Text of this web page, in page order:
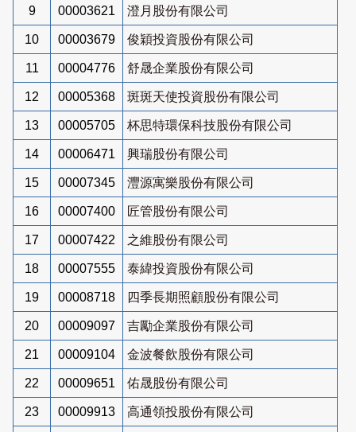
9 00003621 澄月股份有限公司
10 00003679 俊穎投資股份有限公司
11 00004776 舒晟企業股份有限公司
12 00005368 斑斑天使投資股份有限公司
13 00005705 杯思特環保科技股份有限公司
14 00006471 興瑞股份有限公司
15 00007345 灃源寓樂股份有限公司
16 00007400 匠管股份有限公司
17 00007422 之維股份有限公司
18 00007555 泰緯投資股份有限公司
19 00008718 四季長期照顧股份有限公司
20 00009097 吉勵企業股份有限公司
21 00009104 金波餐飲股份有限公司
22 00009651 佑晟股份有限公司
23 00009913 高通領投股份有限公司